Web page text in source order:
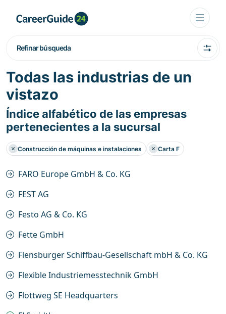
Refinar búsqueda
Todas las industrias de un
vistazo
Índice alfabético de las empresas
pertenecientes a la sucursal
Construcción de máquinas e instalaciones Carta F
FARO Europe GmbH & Co. KG
FEST AG
Festo AG & Co. KG
Fette GmbH
Flensburger Schiffbau-Gesellschaft mbH & Co. KG
Flexible Industriemesstechnik GmbH
Flottweg SE Headquarters